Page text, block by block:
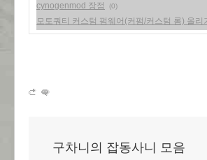
cynogenmod 장점 (0)
모토쿼티 커스텀 펌웨어(커펌/커스텀 롬) 올리기
구차니의 잡동사니 모음